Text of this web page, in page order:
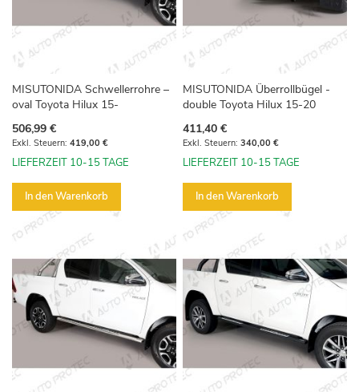
MISUTONIDA Schwellerrohre –
oval Toyota Hilux 15-
506,99 €
419,00 €
LIEFERZEIT 10-15 TAGE
In den Warenkorb
MISUTONIDA Überrollbügel -
double Toyota Hilux 15-20
411,40 €
340,00 €
LIEFERZEIT 10-15 TAGE
In den Warenkorb